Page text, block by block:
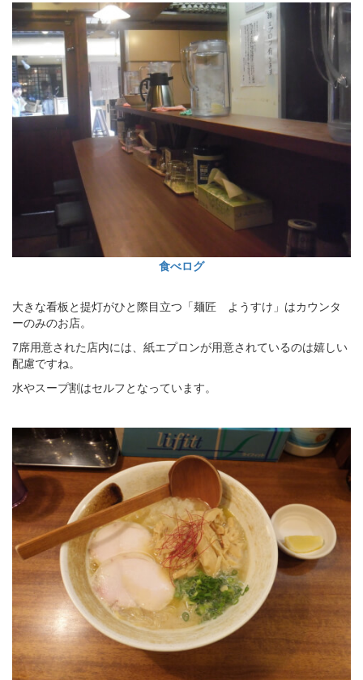
食べログ
大きな看板と提灯がひと際目立つ「麺匠 ようすけ」はカウンタ
ーのみのお店。
7席用意された店内には、紙エプロンが用意されているのは嬉しい
配慮ですね。
水やスープ割はセルフとなっています。